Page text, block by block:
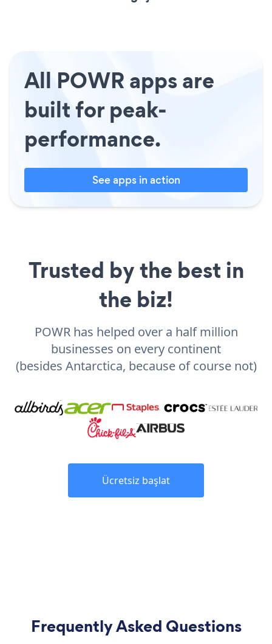
All POWR apps are
built for peak-
performance.
See apps in action
Trusted by the best in
the biz!
POWR has helped over a half million
businesses on every continent
(besides Antarctica, because of course not)
Ücretsiz başlat
Frequently Asked Questions